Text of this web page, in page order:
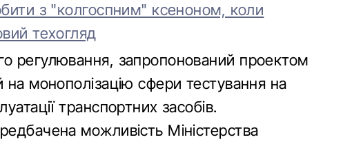
з "колгоспним" ксеноном, коли
техогляд
регулювання, запропонований проектом
на монополізацію сфери тестування на
транспортних засобів.
можливість Міністерства